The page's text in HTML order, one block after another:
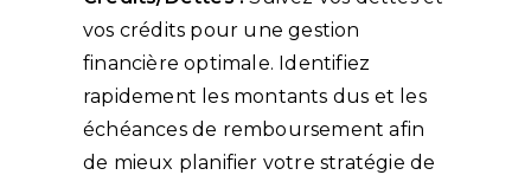
vos crédits pour une gestion
financière optimale. Identifiez
rapidement les montants dus et les
échéances de remboursement afin
de mieux planifier votre stratégie de